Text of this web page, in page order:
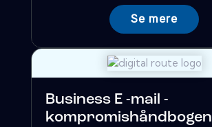
Se mere
Business E -mail -
kompromishåndbogen